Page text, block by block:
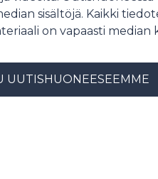
sisältöjä. Kaikki
on vapaasti median
UUTISHUONEESEEMME